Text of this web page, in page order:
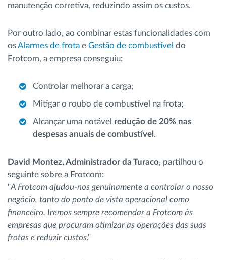
manutenção corretiva, reduzindo assim os custos.
Por outro lado, ao combinar estas funcionalidades com
osAlarmes de frota e Gestão de combustível do
Frotcom, a empresa conseguiu:
Controlar melhorar a carga;
Mitigar o roubo de combustível na frota;
Alcançar uma notável redução de 20% nas
despesas anuais de combustível .
David Montez, Administrador da Turaco, partilhou o
seguinte sobre a Frotcom:
"A Frotcom ajudou-nos genuinamente a controlar o nosso
negócio, tanto do ponto de vista operacional como
financeiro. Iremos sempre recomendar a Frotcom às
empresas que procuram otimizar as operações das suas
frotas e reduzir custos."